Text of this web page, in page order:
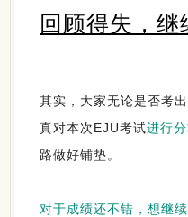
回顾得失，继
其实，大家无论是否考
真对本次EJU考试进行
路做好铺垫。
对于成绩还不错，想继